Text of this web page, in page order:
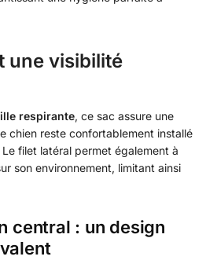
une visibilité
respirante, ce sac assure une
chien reste confortablement installé
filet latéral permet également à
son environnement, limitant ainsi
central : un design